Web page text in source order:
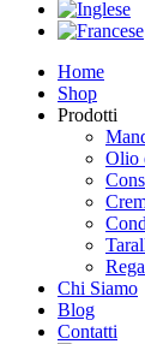
Home
Shop
Prodotti
Olio
Chi Siamo
Blog
Contatti